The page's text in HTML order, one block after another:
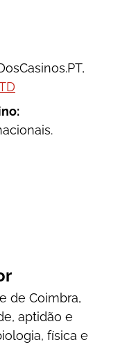
dе Соіmbrа,
арtіdãо е
físіса е